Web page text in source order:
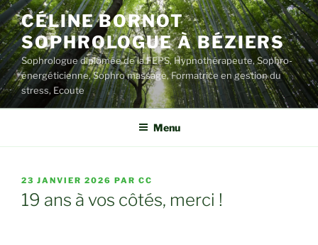
Aller
au
contenu
principal
CÉLINE BORNOT
SOPHROLOGUE À BÉZIERS
Sophrologue diplômée de la FEPS, Hypnothérapeute, Sophro-
énergéticienne, Sophro massage, Formatrice en gestion du
stress, Ecoute
Menu
PUBLIÉ
LE
23 JANVIER 2026 PAR CC
19 ans à vos côtés, merci !